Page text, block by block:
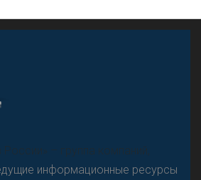
России» – группа компаний,
информационные ресурсы